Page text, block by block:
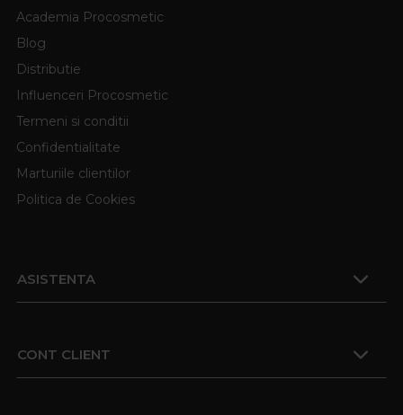
Academia Procosmetic
Blog
Distributie
Influenceri Procosmetic
Termeni si conditii
Confidentialitate
Marturiile clientilor
Politica de Cookies
ASISTENTA
CONT CLIENT